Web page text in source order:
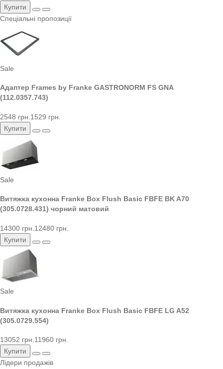
Купити
Спеціальні пропозиції
Sale
Адаптер Frames by Franke GASTRONORM FS GNA
(112.0357.743)
2548 грн. 1529 грн.
Купити
Sale
Витяжка кухонна Franke Box Flush Basic FBFE BK A70
(305.0728.431) чорний матовий
14300 грн. 12480 грн.
Купити
Sale
Витяжка кухонна Franke Box Flush Basic FBFE LG A52
(305.0729.554)
13052 грн.11960 грн.
Купити
Лідери продажів